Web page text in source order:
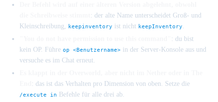
: der alte Name unterscheidet Groß- und
Kleinschreibung, keepinventory ist nicht keepInventory.
: du bist
kein OP. Führe op <Benutzername> in der Server-Konsole aus und
versuche es im Chat erneut.
: das ist das Verhalten pro Dimension von oben. Setze die
/execute in Befehle für alle drei ab.